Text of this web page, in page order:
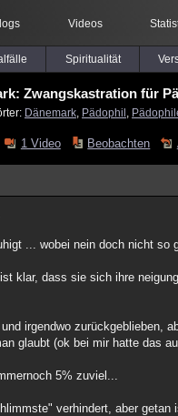
Videos
Spiritualität
Zwangskastration für
Dänemark Pädophil
1 Video Beobachten
... wobei nein doch nicht so
klar, dass sie sich ihre
irgendwo zurückgeblieben,
glaubt (ok bei mir hatte das
5% zuviel...
verhindert, aber